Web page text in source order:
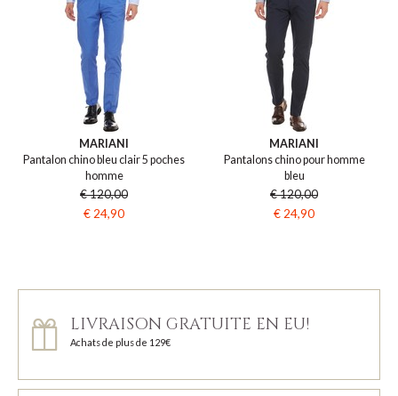
MARIANI
Pantalon chino bleu clair 5 poches
homme
€ 120,00
€ 24,90
MARIANI
Pantalons chino pour homme
bleu
€ 120,00
€ 24,90
LIVRAISON GRATUITE EN EU!
Achats de plus de 129€